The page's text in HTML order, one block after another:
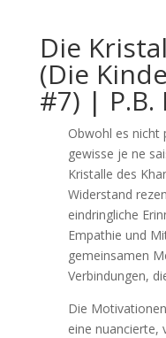
Die
(Die
#7) | P.B.
Obwohl es nicht
gewisse je ne
Kristalle des
Widerstand
eindringliche
Empathie und
gemeinsamen
Verbindungen,
Die
eine nuancierte,